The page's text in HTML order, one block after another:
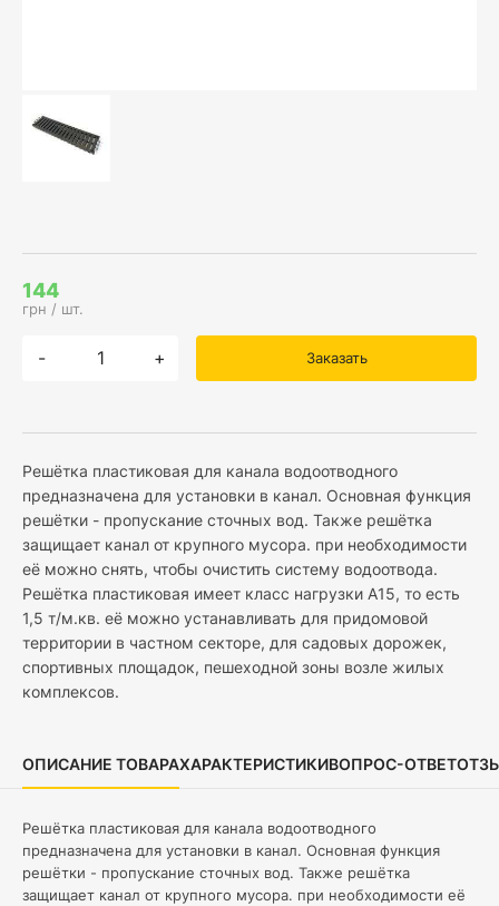
144
грн / шт.
- + Заказать
Решётка пластиковая для канала водоотводного
предназначена для установки в канал. Основная функция
решётки - пропускание сточных вод. Также решётка
защищает канал от крупного мусора. при необходимости
её можно снять, чтобы очистить систему водоотвода.
Решётка пластиковая имеет класс нагрузки А15, то есть
1,5 т/м.кв. её можно устанавливать для придомовой
территории в частном секторе, для садовых дорожек,
спортивных площадок, пешеходной зоны возле жилых
комплексов.
ОПИСАНИЕ ТОВАРАХАРАКТЕРИСТИКИВОПРОС-ОТВЕТ
Решётка пластиковая для канала водоотводного
предназначена для установки в канал. Основная функция
решётки - пропускание сточных вод. Также решётка
защищает канал от крупного мусора. при необходимости её